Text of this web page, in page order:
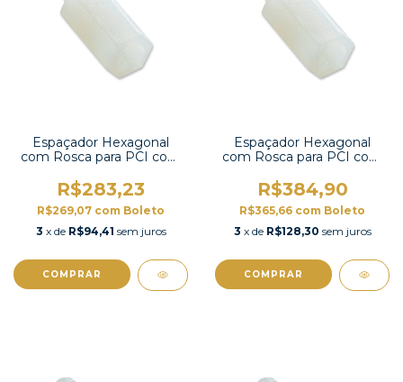
Espaçador Hexagonal
com Rosca para PCI com
R$283,23
R$269,07 com Boleto
3 x de R$94,41 sem juros
COMPRAR
Espaçador Hexagonal
com Rosca para PCI com
R$384,90
R$365,66 com Boleto
3 x de R$128,30 sem juros
COMPRAR